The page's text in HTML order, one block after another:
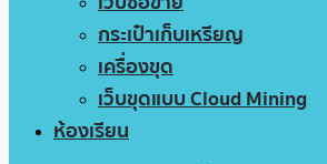
กระเป๋าเก็บเหรียญ
เครื่องขุด
เว็บขุดแบบ Cloud Mining
ห้องเรียน